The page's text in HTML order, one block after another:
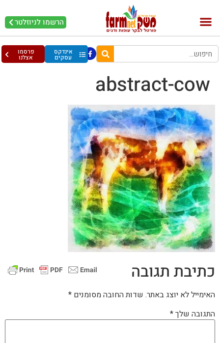
הרשמו לניוזלטר
אינדקס
עסקים
פרסמו
אצלנו
abstract-cow
כתיבת תגובה
האימייל לא יוצג באתר. שדות החובה מסומנים *
התגובה שלך*